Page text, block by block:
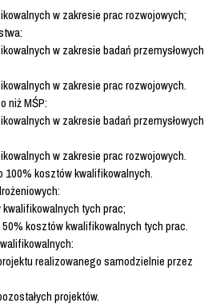
w zakresie prac rozwojowych;
w zakresie badań przemysłowych
w zakresie prac rozwojowych.
niż MŚP:
w zakresie badań przemysłowych
w zakresie prac rozwojowych.
100% kosztów kwalifikowalnych.
tych prac;
kosztów kwalifikowalnych tych prac.
realizowanego samodzielnie przez
projektów.